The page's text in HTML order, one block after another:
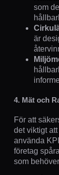
som
är
4. Mät och
För att
det viktigt
använda
företag
som